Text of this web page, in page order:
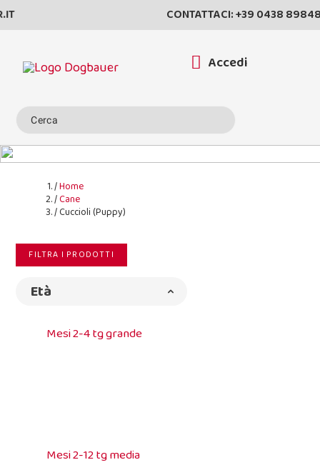
+39 0438 898489
Accedi
Home
Cane
Cuccioli (Puppy)
FILTRA I PRODOTTI
Età
Mesi 2-4 tg grande
Mesi 2-12 tg media